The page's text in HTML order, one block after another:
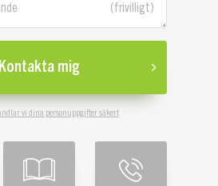
Kontakta mig
vi dina personuppgifter säkert